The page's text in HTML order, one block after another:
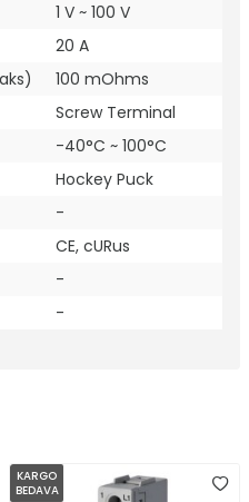
1 V ~ 100 V
20 A
100 mOhms
Screw Terminal
-40°C ~ 100°C
Hockey Puck
-
CE, cURus
-
-
KARGO
BEDAVA